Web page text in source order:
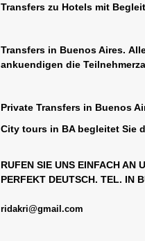
Transfers zu Hotels mit
Transfers in Buenos Aires.
ankuendigen die
Private Transfers in Buenos
City tours in BA begleitet Sie
RUFEN SIE UNS EINFACH AN
PERFEKT DEUTSCH. TEL. IN
ridakri@gmail.com